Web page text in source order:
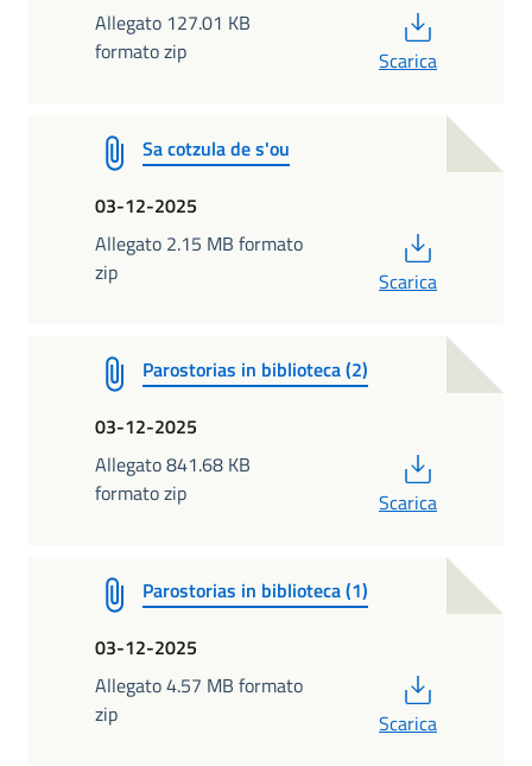
Allegato 127.01 KB
formato zip
Scarica
Sa cotzula de s'ou
03-12-2025
Allegato 2.15 MB formato
zip
Scarica
Parostorias in biblioteca (2)
03-12-2025
Allegato 841.68 KB
formato zip
Scarica
Parostorias in biblioteca (1)
03-12-2025
Allegato 4.57 MB formato
zip
Scarica